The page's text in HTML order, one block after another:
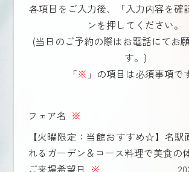
各項目をご入力後、「入力内容を確
ンを押してください。
(当日のご予約の際はお電話にてお
す。)
「※ 」の項目は必須事項で
フェア名 ※
【火曜限定：当館おすすめ☆】名駅
れるガーデン＆コース料理で美食の
ご来場希望日 ※